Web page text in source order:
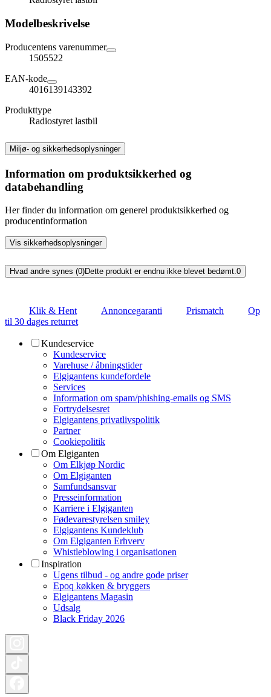
Modelbeskrivelse
Producentens varenummer
1505522
EAN-kode
4016139143392
Produkttype
Radiostyret lastbil
Miljø- og sikkerhedsoplysninger
Information om produktsikkerhed og
databehandling
Her finder du information om generel produktsikkerhed og
producentinformation
Vis sikkerhedsoplysninger
Hvad andre synes (0)Dette produkt er endnu ikke blevet bedømt.0
Klik & Hent Annoncegaranti Prismatch
Op
til 30 dages returret
Kundeservice
Kundeservice
Varehuse / åbningstider
Elgigantens kundefordele
Services
Information om spam/phishing-emails og SMS
Fortrydelsesret
Elgigantens privatlivspolitik
Partner
Cookiepolitik
Om Elgiganten
Om Elkjøp Nordic
Om Elgiganten
Samfundsansvar
Presseinformation
Karriere i Elgiganten
Fødevarestyrelsen smiley
Elgigantens Kundeklub
Om Elgiganten Erhverv
Whistleblowing i organisationen
Inspiration
Ugens tilbud - og andre gode priser
Epoq køkken & bryggers
Elgigantens Magasin
Udsalg
Black Friday 2026